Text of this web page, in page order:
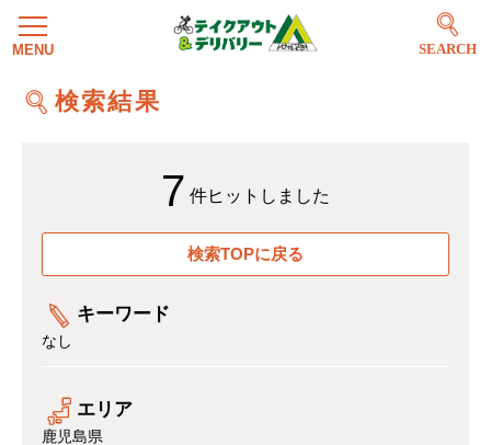
SEARCH
検索結果
7 件ヒットしました
検索TOPに戻る
キーワード
なし
エリア
鹿児島県